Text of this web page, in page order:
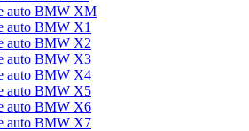
auto BMW XM
auto BMW X1
auto BMW X2
auto BMW X3
auto BMW X4
auto BMW X5
auto BMW X6
auto BMW X7